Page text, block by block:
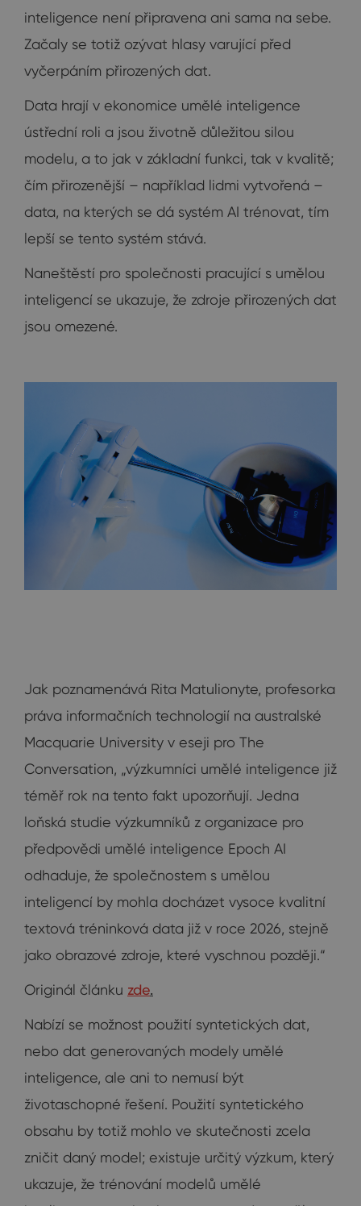
inteligence není připravena ani sama na sebe.
Začaly se totiž ozývat hlasy varující před
vyčerpáním přirozených dat.
Data hrají v ekonomice umělé inteligence
ústřední roli a jsou životně důležitou silou
modelu, a to jak v základní funkci, tak v kvalitě;
čím přirozenější – například lidmi vytvořená –
data, na kterých se dá systém AI trénovat, tím
lepší se tento systém stává.
Naneštěstí pro společnosti pracující s umělou
inteligencí se ukazuje, že zdroje přirozených dat
jsou omezené.
Jak poznamenává Rita Matulionyte, profesorka
práva informačních technologií na australské
Macquarie University v eseji pro The
Conversation, „výzkumníci umělé inteligence již
téměř rok na tento fakt upozorňují. Jedna
loňská studie výzkumníků z organizace pro
předpovědi umělé inteligence Epoch AI
odhaduje, že společnostem s umělou
inteligencí by mohla docházet vysoce kvalitní
textová tréninková data již v roce 2026, stejně
jako obrazové zdroje, které vyschnou později.“
Originál článku zde.
Nabízí se možnost použití syntetických dat,
nebo dat generovaných modely umělé
inteligence, ale ani to nemusí být
životaschopné řešení. Použití syntetického
obsahu by totiž mohlo ve skutečnosti zcela
zničit daný model; existuje určitý výzkum, který
ukazuje, že trénování modelů umělé